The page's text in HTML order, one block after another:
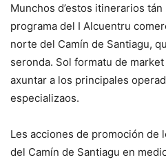
Munchos d’estos itinerarios
programa del I Alcuentru
norte del Camín de Santiagu,
seronda. Sol formatu de
axuntar a los principales
especializaos.
Les acciones de promoción de
del Camín de Santiagu en